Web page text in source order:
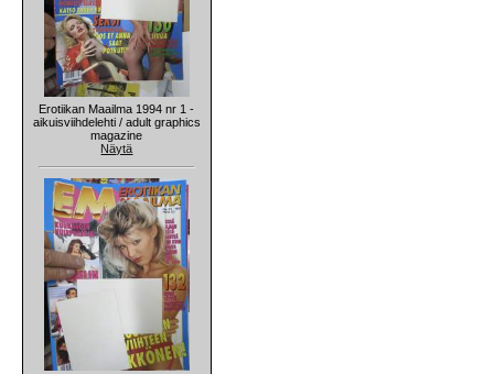
Erotiikan Maailma 1994 nr 1 -
aikuisviihdelehti / adult graphics
magazine
Näytä